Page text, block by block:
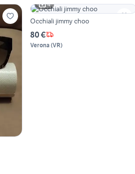
4
Occhiali jimmy choo
80 €
Verona (VR)